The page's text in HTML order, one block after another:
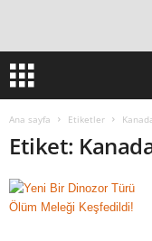
Ana sayfa Etiketler
Etiket: